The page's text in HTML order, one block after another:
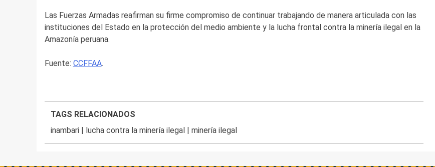
Las Fuerzas Armadas reafirman su firme compromiso de continuar trabajando de manera articulada con las
instituciones del Estado en la protección del medio ambiente y la lucha frontal contra la minería ilegal en la
Amazonía peruana.
Fuente: CCFFAA.
TAGS RELACIONADOS
inambari | lucha contra la minería ilegal |minería ilegal